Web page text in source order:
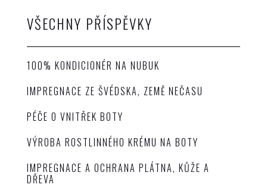
VŠECHNY PŘÍSPĚVKY
100% KONDICIONÉR NA NUBUK
IMPREGNACE ZE ŠVÉDSKA, ZEMĚ NEČASU
PÉČE O VNITŘEK BOTY
VÝROBA ROSTLINNÉHO KRÉMU NA BOTY
IMPREGNACE A OCHRANA PLÁTNA, KŮŽE A
DŘEVA